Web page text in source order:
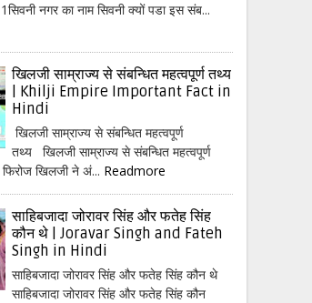
नगर का नाम सिवनी क्यों पडा इस संब...
खिलजी साम्राज्य से संबन्धित महत्वपूर्ण तथ्य
| Khilji Empire Important Fact in
Hindi
खिलजी साम्राज्य से संबन्धित महत्वपूर्ण
तथ्य खिलजी साम्राज्य से संबन्धित महत्वपूर्ण
खिलजी ने अं... Readmore
साहिबजादा जोरावर सिंह और फतेह सिंह
कौन थे | Joravar Singh and Fateh
Singh in Hindi
साहिबजादा जोरावर सिंह और फतेह सिंह कौन थे
साहिबजादा जोरावर सिंह और फतेह सिंह कौन